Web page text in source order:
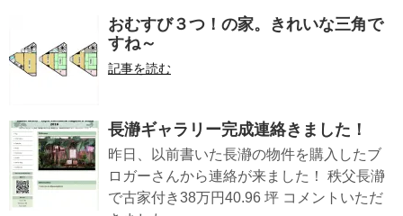
おむすび３つ！の家。きれいな三角で
すね～
記事を読む
長瀞ギャラリー完成連絡きました！
昨日、以前書いた長瀞の物件を購入したブ
ロガーさんから連絡が来ました！ 秩父長瀞
で古家付き38万円40.96 坪 コメントいただ